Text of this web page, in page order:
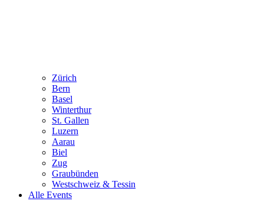
Zürich
Bern
Basel
Winterthur
St. Gallen
Luzern
Aarau
Biel
Zug
Graubünden
Westschweiz & Tessin
Alle Events